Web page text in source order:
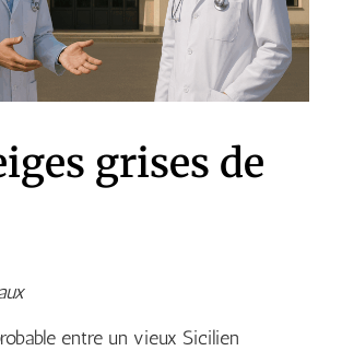
grises de
entre un vieux Sicilien